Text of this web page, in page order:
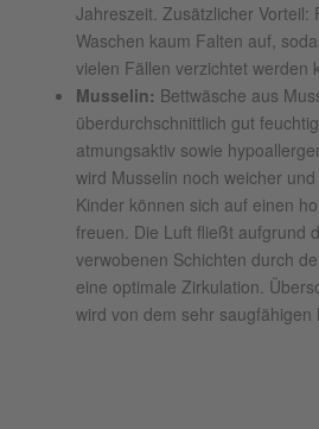
Jahreszeit. Zusätzlicher Vorteil:
Waschen kaum Falten auf,
vielen Fällen verzichtet werden
Musselin: Bettwäsche aus
überdurchschnittlich gut
atmungsaktiv sowie
wird Musselin noch weicher
Kinder können sich auf einen
freuen. Die Luft fließt aufgrund
verwobenen Schichten durch
eine optimale Zirkulation.
wird von dem sehr